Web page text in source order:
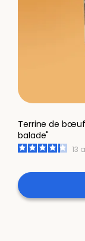
Terrine de
balade"
13